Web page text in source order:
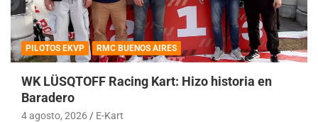
PILOTOS EKVP RMC BUENOS AIRES
WK LÜSQTOFF Racing Kart: Hizo historia en
Baradero
4 agosto, 2026 E-Kart